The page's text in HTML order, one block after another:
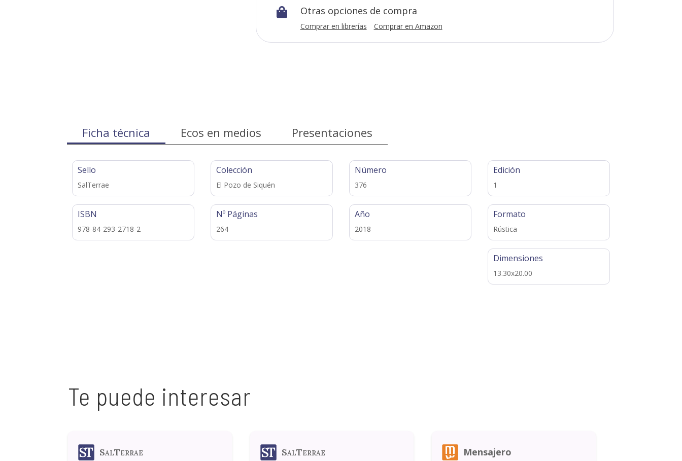
 Otras opciones de compra
Comprar en librerías Comprar en Amazon
Ficha técnica Ecos en medios Presentaciones
Sello
SalTerrae
ISBN
978-84-293-2718-2
Colección
El Pozo de Siquén
Nº Páginas
264
Número
376
Año
2018
Edición
1
Formato
Rústica
Dimensiones
13.30x20.00
Te puede interesar
SalTerrae SalTerrae Mensajero